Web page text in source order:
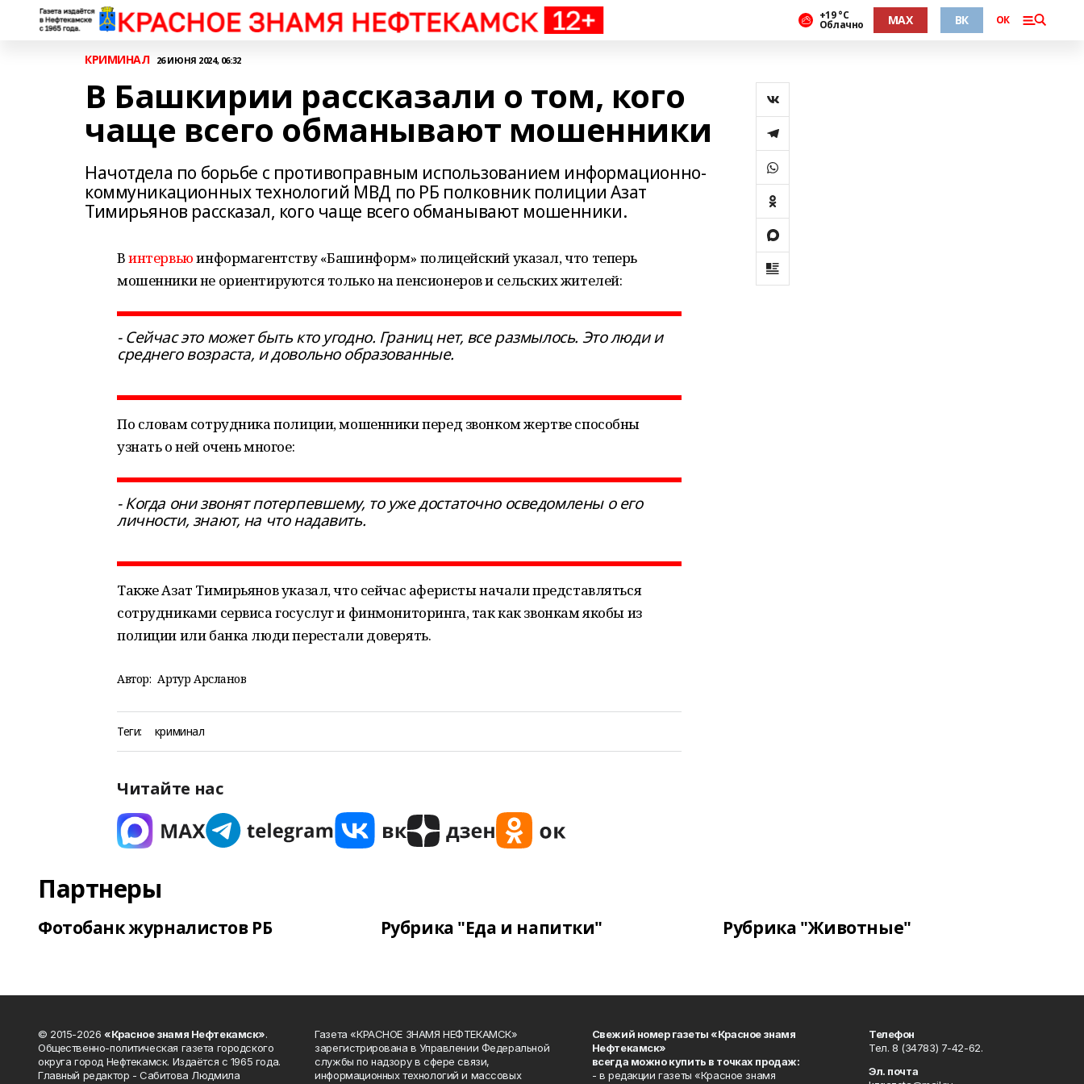
+19 °С
Облачно MAX ВК ОК
КРИМИНАЛ 26 ИЮНЯ 2024, 06:32
В Башкирии рассказали о том, кого
чаще всего обманывают мошенники
Начотдела по борьбе с противоправным использованием информационно-
коммуникационных технологий МВД по РБ полковник полиции Азат
Тимирьянов рассказал, кого чаще всего обманывают мошенники.
Винтервьюинформагентству «Башинформ» полицейский указал, что теперь
мошенники не ориентируются только на пенсионеров и сельских жителей:
- Сейчас это может быть кто угодно. Границ нет, все размылось. Это люди и
среднего возраста, и довольно образованные.
По словам сотрудника полиции, мошенники перед звонком жертве способны
узнать о ней очень многое:
- Когда они звонят потерпевшему, то уже достаточно осведомлены о его
личности, знают, на что надавить.
Также Азат Тимирьянов указал, что сейчас аферисты начали представляться
сотрудниками сервиса госуслуг и финмониторинга, так как звонкам якобы из
полиции или банка люди перестали доверять.
Автор: Артур Арсланов
Теги: криминал
Читайте нас
Партнеры
Фотобанк журналистов РБ Рубрика "Еда и напитки" Рубрика "Животные"
© 2015-2026 «Красное знамя Нефтекамск».
Общественно-политическая газета городского
округа город Нефтекамск. Издаётся с 1965 года.
Главный редактор - Сабитова Людмила
Газета «КРАСНОЕ ЗНАМЯ НЕФТЕКАМСК»
зарегистрирована в Управлении Федеральной
службы по надзору в сфере связи,
информационных технологий и массовых
Свежий номер газеты «Красное знамя
Нефтекамск»
всегда можно купить в точках продаж:
- в редакции газеты «Красное знамя
Телефон
Тел. 8 (34783) 7-42-62.
Эл. почта